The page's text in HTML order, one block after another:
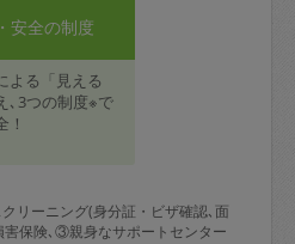
安全の制度
よる「見える
､3つの制度※で
！
リーニング(身分証・ビザ確認､面
保険､③親身なサポートセンター